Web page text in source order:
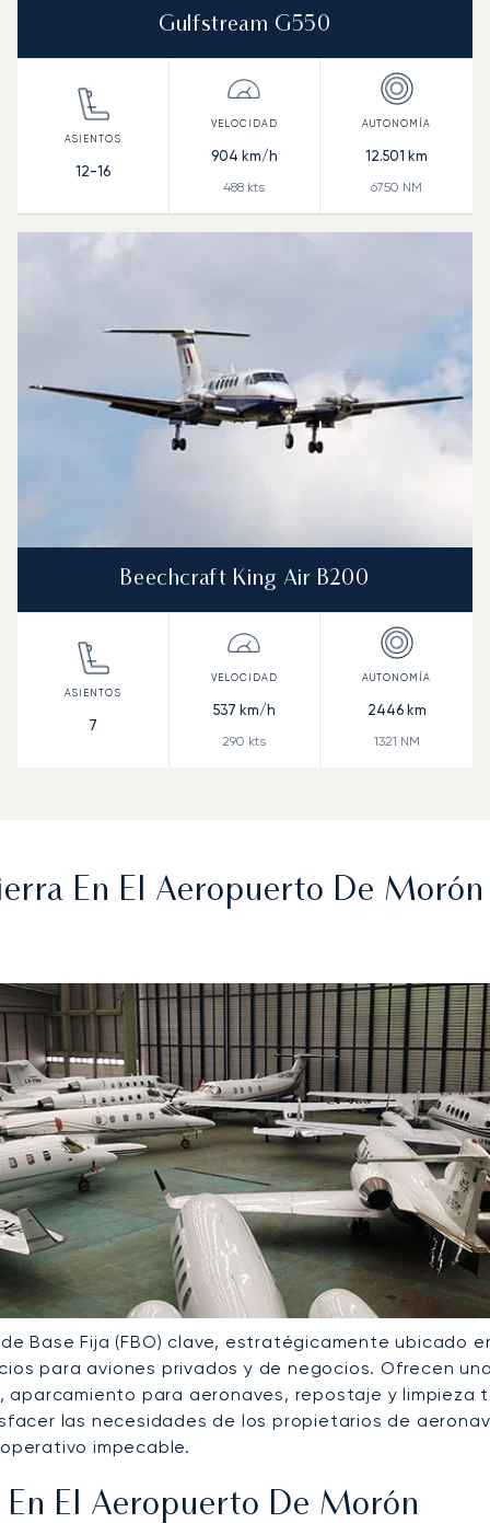
Gulfstream G550
12-16
904 km/h
488 kts
12.501 km
6750 NM
Beechcraft King Air B200
7
537 km/h
290 kts
2446km
1321 NM
En El Aeropuerto De Morón
Base Fija (FBO) clave, estratégicamente ubicado
para aviones privados y de negocios. Ofrecen
aparcamiento para aeronaves, repostaje y limpieza
las necesidades de los propietarios de
impecable.
El Aeropuerto De Morón